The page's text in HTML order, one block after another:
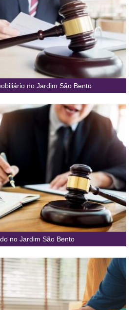
no Jardim São Bento
no Jardim São Bento